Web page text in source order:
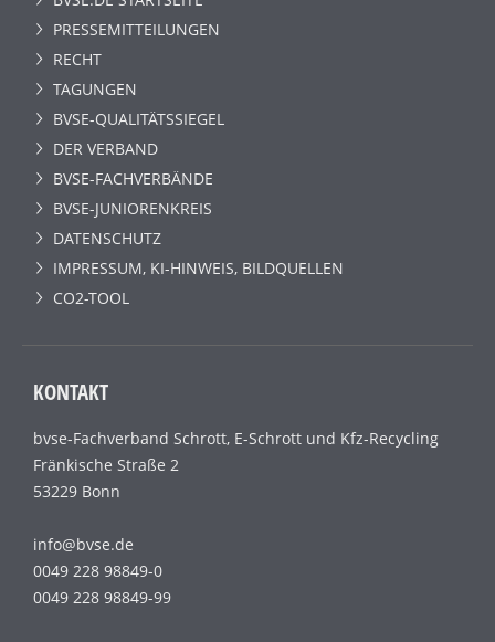
PRESSEMITTEILUNGEN
RECHT
TAGUNGEN
BVSE-QUALITÄTSSIEGEL
DER VERBAND
BVSE-FACHVERBÄNDE
BVSE-JUNIORENKREIS
DATENSCHUTZ
IMPRESSUM, KI-HINWEIS, BILDQUELLEN
CO2-TOOL
KONTAKT
bvse-Fachverband Schrott, E-Schrott und Kfz-Recycling
Fränkische Straße 2
53229 Bonn
info@bvse.de
0049 228 98849-0
0049 228 98849-99